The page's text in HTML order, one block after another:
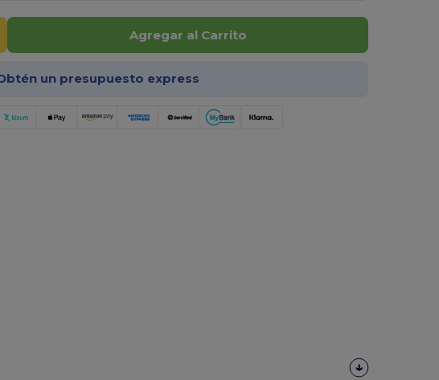
Agregar al Carrito
un presupuesto express